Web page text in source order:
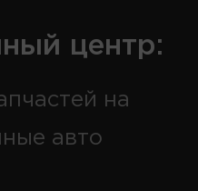
центр:
на
авто